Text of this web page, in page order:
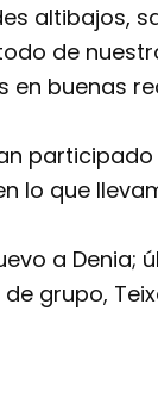
altibajos,
de
en buenas
lo que
a Denia;
grupo,